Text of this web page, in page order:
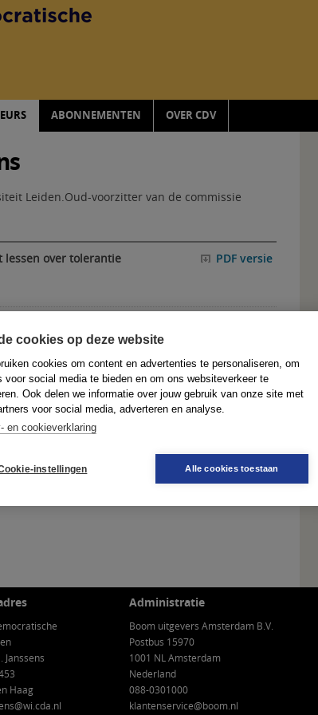
cookies op deze website
cookies om content en advertenties te personaliseren, om
voor social media te bieden en om ons websiteverkeer te
Ook delen we informatie over jouw gebruik van onze site met
voor social media, adverteren en analyse.
en cookieverklaring
instellingen Alle cookies toestaan
ABONNEMENTEN OVER CDV
Leiden.Oud-voorzitter van de commissie
over tolerantie PDF versie
Janssens
Haag
Administratie
Boom uitgevers Amsterdam B.V.
Postbus 15970
1001 NL Amsterdam
Nederland
088-0301000
klantenservice@boom.nl